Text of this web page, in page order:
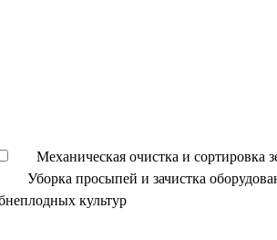
Механическая очистка и сортировка
Уборка просыпей и зачистка
культур